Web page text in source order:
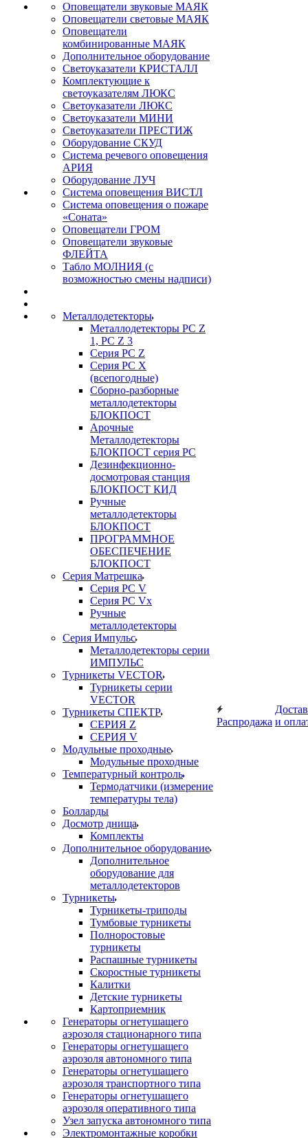
Оповещатели звуковые МАЯК
Оповещатели световые МАЯК
Оповещатели
комбинированные МАЯК
Дополнительное оборудование
Светоуказатели КРИСТАЛЛ
Комплектующие к
светоуказателям ЛЮКС
Светоуказатели ЛЮКС
Светоуказатели МИНИ
Светоуказатели ПРЕСТИЖ
Оборудование СКУД
Система речевого оповещения
АРИЯ
Оборудование ЛУЧ
Система оповещения ВИСТЛ
Система оповещения о пожаре
«Соната»
Оповещатели ГРОМ
Оповещатели звуковые
ФЛЕЙТА
Табло МОЛНИЯ (с
возможностью смены надписи)
Металлодетекторы
Металлодетекторы РС Z
1, PC Z 3
Серия РС Z
Серия РС X
(всепогодные)
Сборно-разборные
металлодетекторы
БЛОКПОСТ
Арочные
Металлодетекторы
БЛОКПОСТ серия РС
Дезинфекционно-
досмотровая станция
БЛОКПОСТ КИД
Ручные
металлодетекторы
БЛОКПОСТ
ПРОГРАММНОЕ
ОБЕСПЕЧЕНИЕ
БЛОКПОСТ
Серия Матрешка
Серия PC V
Серия PC Vx
Ручные
металлодетекторы
Серия Импульс
Металлодетекторы серии
ИМПУЛЬС
Турникеты VECTOR
Турникеты серии
VECTOR
Турникеты СПЕКТР
СЕРИЯ Z
СЕРИЯ V
Модульные проходные
Модульные проходные
Температурный контроль
Термодатчики (измерение
температуры тела)
Болларды
Досмотр днища
Комплекты
Дополнительное оборудование
Дополнительное
оборудование для
металлодетекторов
Турникеты
Турникеты-триподы
Тумбовые турникеты
Полноростовые
турникеты
Распашные турникеты
Скоростные турникеты
Калитки
Детские турникеты
Картоприемник
Генераторы огнетушащего
аэрозоля стационарного типа
Генераторы огнетушащего
аэрозоля автономного типа
Генераторы огнетушащего
аэрозоля транспортного типа
Генераторы огнетушащего
аэрозоля оперативного типа
Узел запуска автономного типа
Электромонтажные коробки
Распродажа и